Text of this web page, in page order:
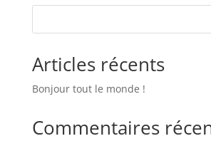
Articles récents
Bonjour tout le monde !
Commentaires